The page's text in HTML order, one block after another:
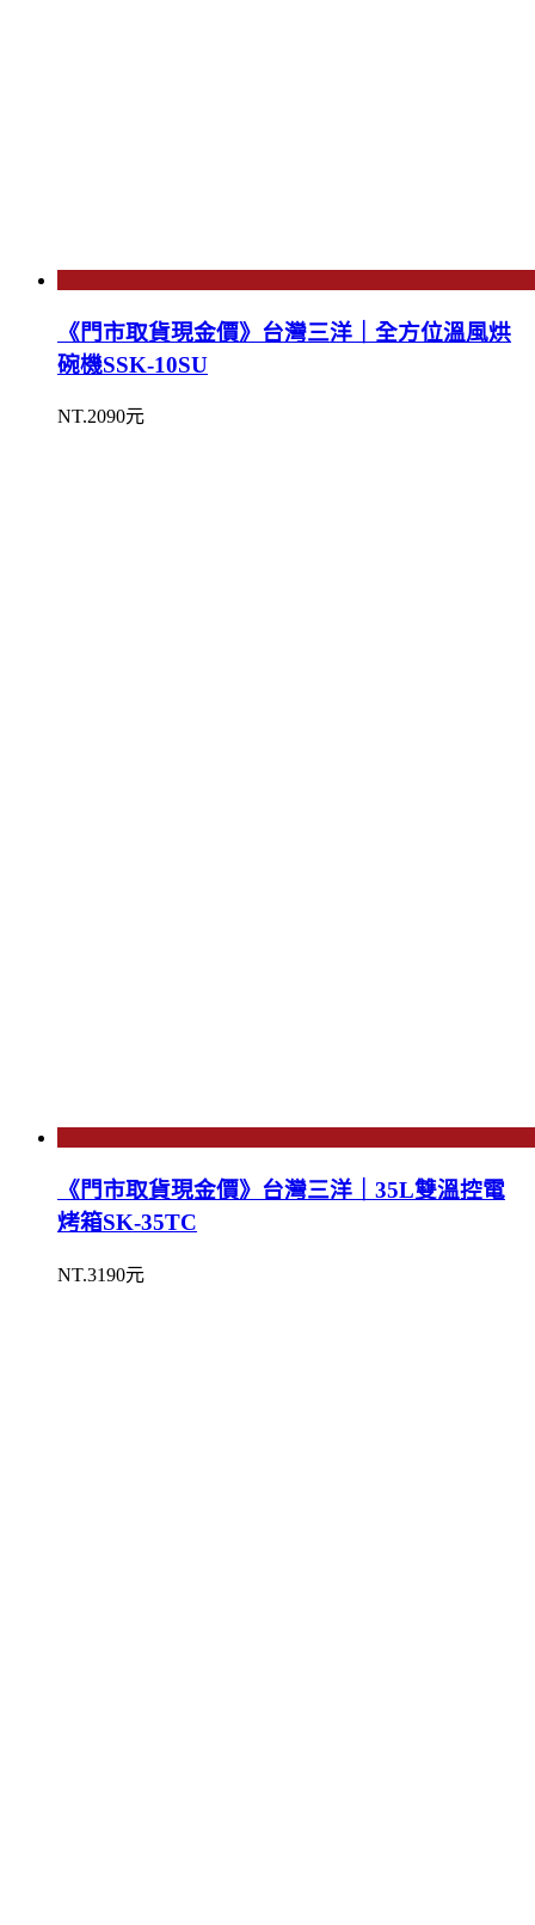
《門市取貨現金價》台灣三洋｜全方位溫風烘
碗機SSK-10SU
NT.2090元
《門市取貨現金價》台灣三洋｜35L雙溫控電
烤箱SK-35TC
NT.3190元